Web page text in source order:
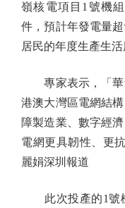
嶺核電項目1號機
件，預計年發電量
居民的年度生產生活
專家表示，「華
港澳大灣區電網結
障製造業、數字經
電網更具韌性、更
麗娟深圳報道
此次投產的1號